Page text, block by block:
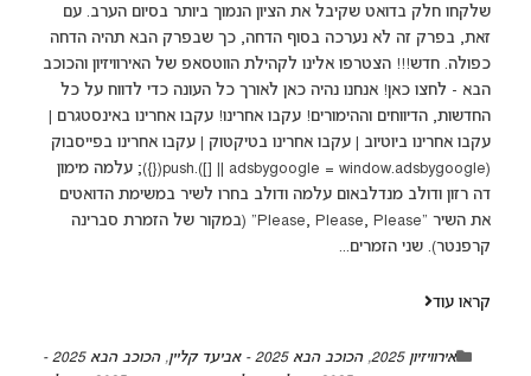
שלקחו חלק בדואט שקיבל את הציון הנמוך ביותר בסיום הערב. עם
זאת, בפרק זה לא נערכה בסוף הדחה, כך שבפרק הבא תהיה הדחה
כפולה. חדש!!! הצטרפו אלינו לקהילת הווטסאפ של האירוויזיון והכוכב
הבא - לחצו כאן! אנחנו נהיה כאן לאורך כל העונה כדי לדווח על כל
החדשות, הדיווחים וההימורים! עקבו אחרינו! עקבו אחרינו באינסטגרם |
עקבו אחרינו ביוטיוב | עקבו אחרינו בטיקטוק | עקבו אחרינו בפייסבוק
(adsbygoogle = window.adsbygoogle || []).push({}); עלמה מימון
דה רזון ודולב מנדלבאום עלמה ודולב בחרו לשיר במשימת הדואטים
את השיר "Please, Please, Please" (במקור של הזמרת סברינה
קרפנטר). שני הזמרים...
קראו עוד
אירוויזיון 2025 ,הכוכב הבא 2025 - אביעד קליין ,
הכוכב הבא 2025 -